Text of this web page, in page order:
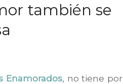
también se
Enamorados, no tiene por